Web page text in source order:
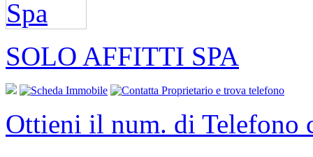
SOLO AFFITTI SPA
Ottieni il num. di Telefono